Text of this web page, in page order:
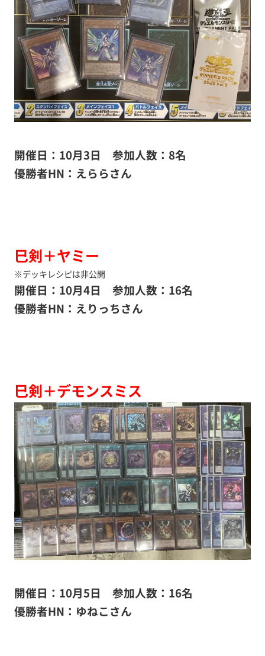
開催日：10月3日 参加人数：8名
優勝者HN：えららさん
巳剣＋ヤミー
※デッキレシピは非公開
開催日：10月4日 参加人数：16名
優勝者HN：えりっちさん
巳剣＋デモンスミス
開催日：10月5日 参加人数：16名
優勝者HN：ゆねこさん